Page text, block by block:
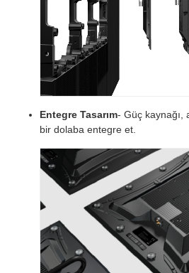
Entegre Tasarım- Güç kaynağı,
bir dolaba entegre et.